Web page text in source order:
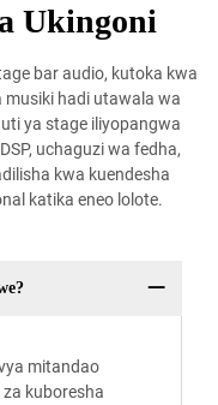
Ukingoni
bar audio, kutoka kwa
musiki hadi utawala wa
ya stage iliyopangwa
uchaguzi wa fedha,
kwa kuendesha
katika eneo lolote.
mitandao
kuboresha